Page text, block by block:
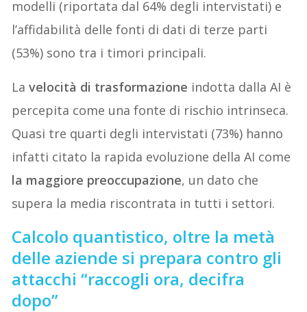
modelli (riportata dal 64% degli intervistati) e
l’affidabilità delle fonti di dati di terze parti
(53%) sono tra i timori principali.
Lavelocità di trasformazione indotta dalla AI è
percepita come una fonte di rischio intrinseca.
Quasi tre quarti degli intervistati (73%) hanno
infatti citato la rapida evoluzione della AI come
la maggiore preoccupazione, un dato che
supera la media riscontrata in tutti i settori.
Calcolo quantistico, oltre la metà
delle aziende si prepara contro gli
attacchi “raccogli ora, decifra
dopo”